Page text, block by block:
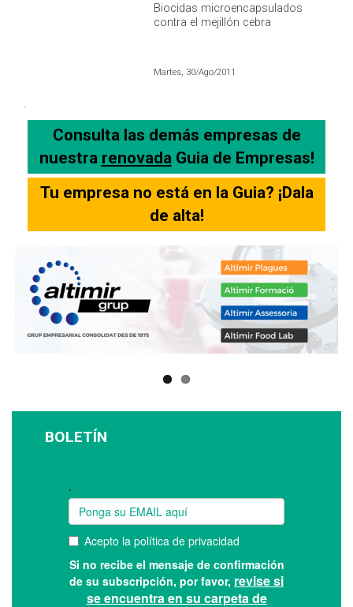
Biocidas microencapsulados
contra el mejillón cebra
Martes, 30/Ago/2011
.
Consulta las demás empresas de
nuestra renovadaGuia de Empresas!
Tu empresa no está en la Guia? ¡Dala
de alta!
BOLETÍN